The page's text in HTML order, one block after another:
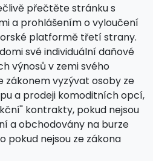
přečtěte stránku s
a prohlášením o vyloučení
platformě třetí strany.
své individuální daňové
výnosů v zemi svého
zákonem vyzývat osoby ze
a prodeji komoditních opcí,
kontrakty, pokud nejsou
a obchodovány na burze
pokud nejsou ze zákona